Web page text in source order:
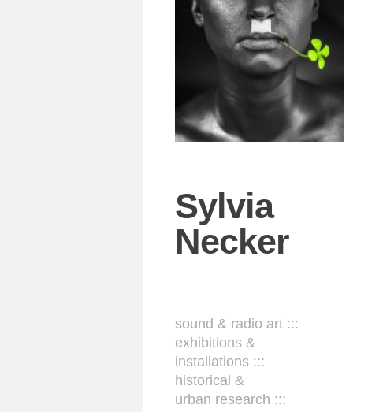
Sylvia
Necker
sound & radio art :::
exhibitions &
installations :::
historical &
urban research :::